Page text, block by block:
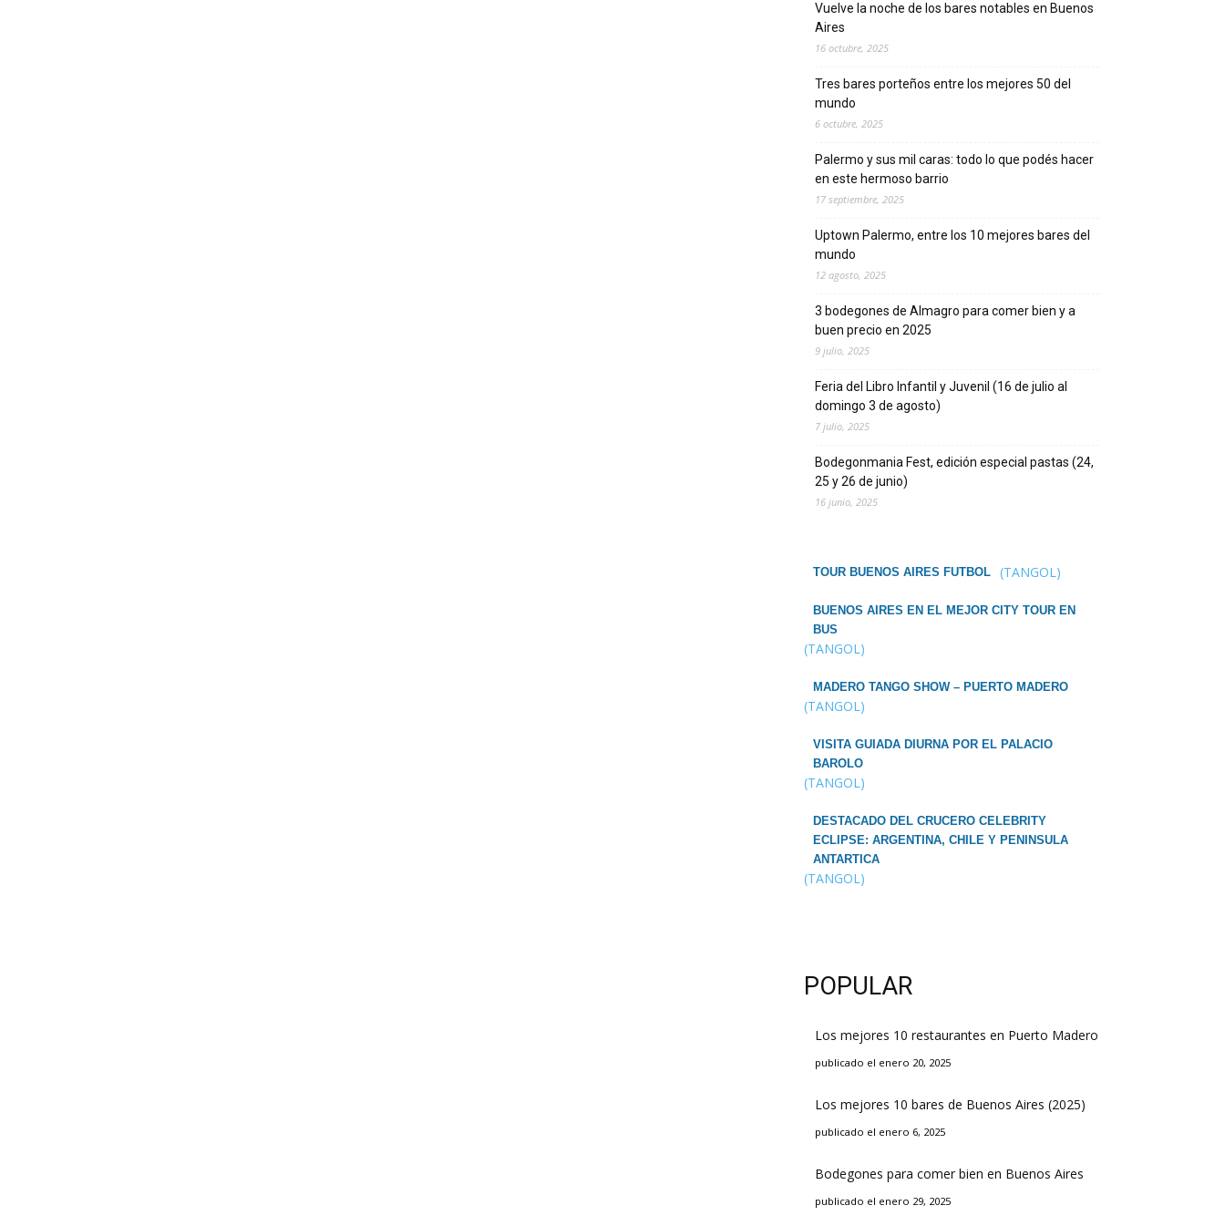
Vuelve la noche de los bares notables en Buenos
Aires
16 octubre, 2025
Tres bares porteños entre los mejores 50 del
mundo
6 octubre, 2025
Palermo y sus mil caras: todo lo que podés hacer
en este hermoso barrio
17 septiembre, 2025
Uptown Palermo, entre los 10 mejores bares del
mundo
12 agosto, 2025
3 bodegones de Almagro para comer bien y a
buen precio en 2025
9 julio, 2025
Feria del Libro Infantil y Juvenil (16 de julio al
domingo 3 de agosto)
7 julio, 2025
Bodegonmania Fest, edición especial pastas (24,
25 y 26 de junio)
16 junio, 2025
TOUR BUENOS AIRES FUTBOL (TANGOL)
BUENOS AIRES EN EL MEJOR CITY TOUR EN
BUS
(TANGOL)
MADERO TANGO SHOW – PUERTO MADERO
(TANGOL)
VISITA GUIADA DIURNA POR EL PALACIO
BAROLO
(TANGOL)
DESTACADO DEL CRUCERO CELEBRITY
ECLIPSE: ARGENTINA, CHILE Y PENINSULA
ANTARTICA
(TANGOL)
POPULAR
Los mejores 10 restaurantes en Puerto Madero
publicado el enero 20, 2025
Los mejores 10 bares de Buenos Aires (2025)
publicado el enero 6, 2025
Bodegones para comer bien en Buenos Aires
publicado el enero 29, 2025